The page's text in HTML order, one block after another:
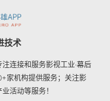
技术
连接和服务影视工业·幕后
家机构提供服务；关注影
活动等服务！